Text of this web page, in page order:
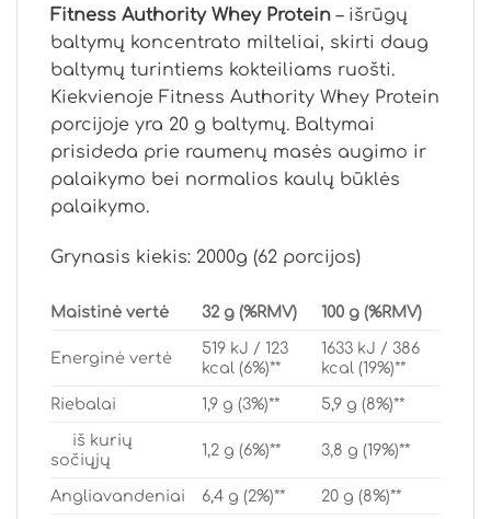
Fitness Authority Whey Protein– išrūgų
baltymų koncentrato milteliai, skirti daug
baltymų turintiems kokteiliams ruošti.
Kiekvienoje Fitness Authority Whey Protein
porcijoje yra 20 g baltymų. Baltymai
prisideda prie raumenų masės augimo ir
palaikymo bei normalios kaulų būklės
palaikymo.
Grynasis kiekis: 2000g (62 porcijos)
Maistinė vertė 32 g (%RMV) 100 g (%RMV)
Energinė vertė
519 kJ / 123
kcal (6%)**
1633 kJ / 386
kcal (19%)**
Riebalai 1,9 g (3%)** 5,9 g (8%)**
iš kurių
sočiųjų
1,2 g (6%)** 3,8 g (19%)**
Angliavandeniai 6,4 g (2%)** 20 g (8%)**